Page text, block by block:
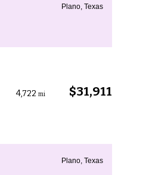
Plano, Texas
$31,911
4,722 mi
Plano, Texas